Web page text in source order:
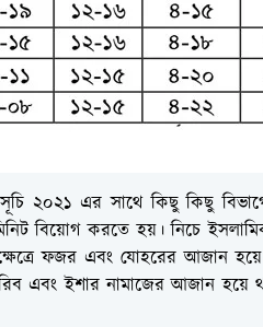
২০২১ এর সাথে কিছু কিছু
বিয়োগ করতে হয়। নিচে
ফজর এবং যোহরের আজান
এবং ইশার নামাজের আজান হয়ে